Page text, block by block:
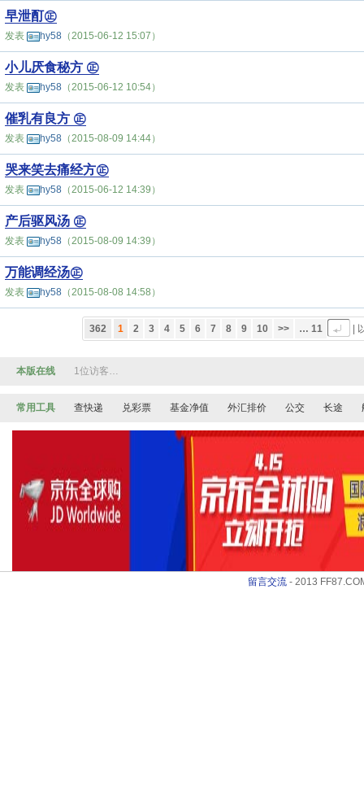
早泄酊㊣
发表 hy58 （2015-06-12 15:07）
小儿厌食秘方 ㊣
发表 hy58 （2015-06-12 10:54）
催乳有良方 ㊣
发表 hy58 （2015-08-09 14:44）
哭来笑去痛经方㊣
发表 hy58 （2015-06-12 14:39）
产后驱风汤 ㊣
发表 hy58 （2015-08-09 14:39）
万能调经汤㊣
发表 hy58 （2015-08-08 14:58）
362 1 2 3 4 5 6 7 8 9 10 >> … 11
本版在线 1位访客…
常用工具 查快递 兑彩票 基金净值 外汇排价 公交 长途
留言交流 - 2013